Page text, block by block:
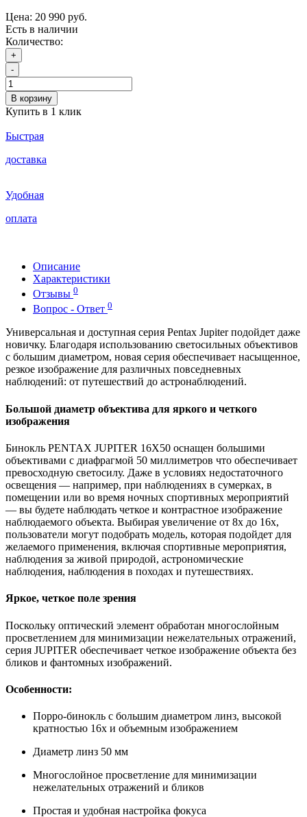
Цена: 20 990 руб.
Есть в наличии
Количество:
+
-
В корзину
Купить в 1 клик
Быстрая
доставка
Удобная
оплата
Описание
Характеристики
Отзывы 0
Вопрос - Ответ 0
Универсальная и доступная серия Pentax Jupiter подойдет даже
новичку. Благодаря использованию светосильных объективов
с большим диаметром, новая серия обеспечивает насыщенное,
резкое изображение для различных повседневных
наблюдений: от путешествий до астронаблюдений.
Большой диаметр объектива для яркого и четкого
изображения
Бинокль PENTAX JUPITER 16X50 оснащен большими
объективами с диафрагмой 50 миллиметров что обеспечивает
превосходную светосилу. Даже в условиях недостаточного
освещения — например, при наблюдениях в сумерках, в
помещении или во время ночных спортивных мероприятий
— вы будете наблюдать четкое и контрастное изображение
наблюдаемого объекта. Выбирая увеличение от 8x до 16x,
пользователи могут подобрать модель, которая подойдет для
желаемого применения, включая спортивные мероприятия,
наблюдения за живой природой, астрономические
наблюдения, наблюдения в походах и путешествиях.
Яркое, четкое поле зрения
Поскольку оптический элемент обработан многослойным
просветлением для минимизации нежелательных отражений,
серия JUPITER обеспечивает четкое изображение объекта без
бликов и фантомных изображений.
Особенности:
Порро-бинокль с большим диаметром линз, высокой
кратностью 16х и объемным изображением
Диаметр линз 50 мм
Многослойное просветление для минимизации
нежелательных отражений и бликов
Простая и удобная настройка фокуса